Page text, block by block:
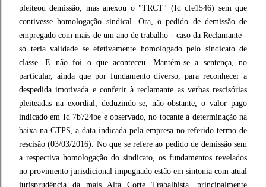
pleiteou demissão, mas anexou o "TRCT" (Id cfe1546) sem que
contivesse homologação sindical. Ora, o pedido de demissão de
empregado com mais de um ano de trabalho - caso da Reclamante -
só teria validade se efetivamente homologado pelo sindicato de
classe. E não foi o que aconteceu. Mantém-se a sentença, no
particular, ainda que por fundamento diverso, para reconhecer a
despedida imotivada e conferir à reclamante as verbas rescisórias
pleiteadas na exordial, deduzindo-se, não obstante, o valor pago
indicado em Id 7b724be e observado, no tocante à determinação na
baixa na CTPS, a data indicada pela empresa no referido termo de
rescisão (03/03/2016). No que se refere ao pedido de demissão sem
a respectiva homologação do sindicato, os fundamentos revelados
no provimento jurisdicional impugnado estão em sintonia com atual
jurisprudência da mais Alta Corte Trabalhista, principalmente